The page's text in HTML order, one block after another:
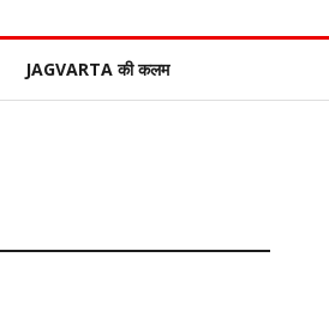
JAGVARTA की कलम